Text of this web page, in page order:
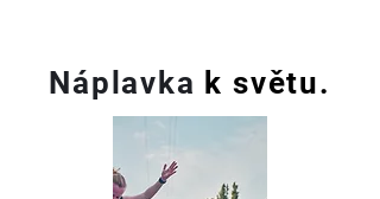
Náplavka k světu.